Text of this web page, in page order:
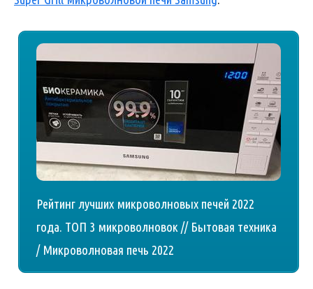
Рейтинг лучших микроволновых печей 2022
года. ТОП 3 микроволновок // Бытовая техника
/ Микроволновая печь 2022